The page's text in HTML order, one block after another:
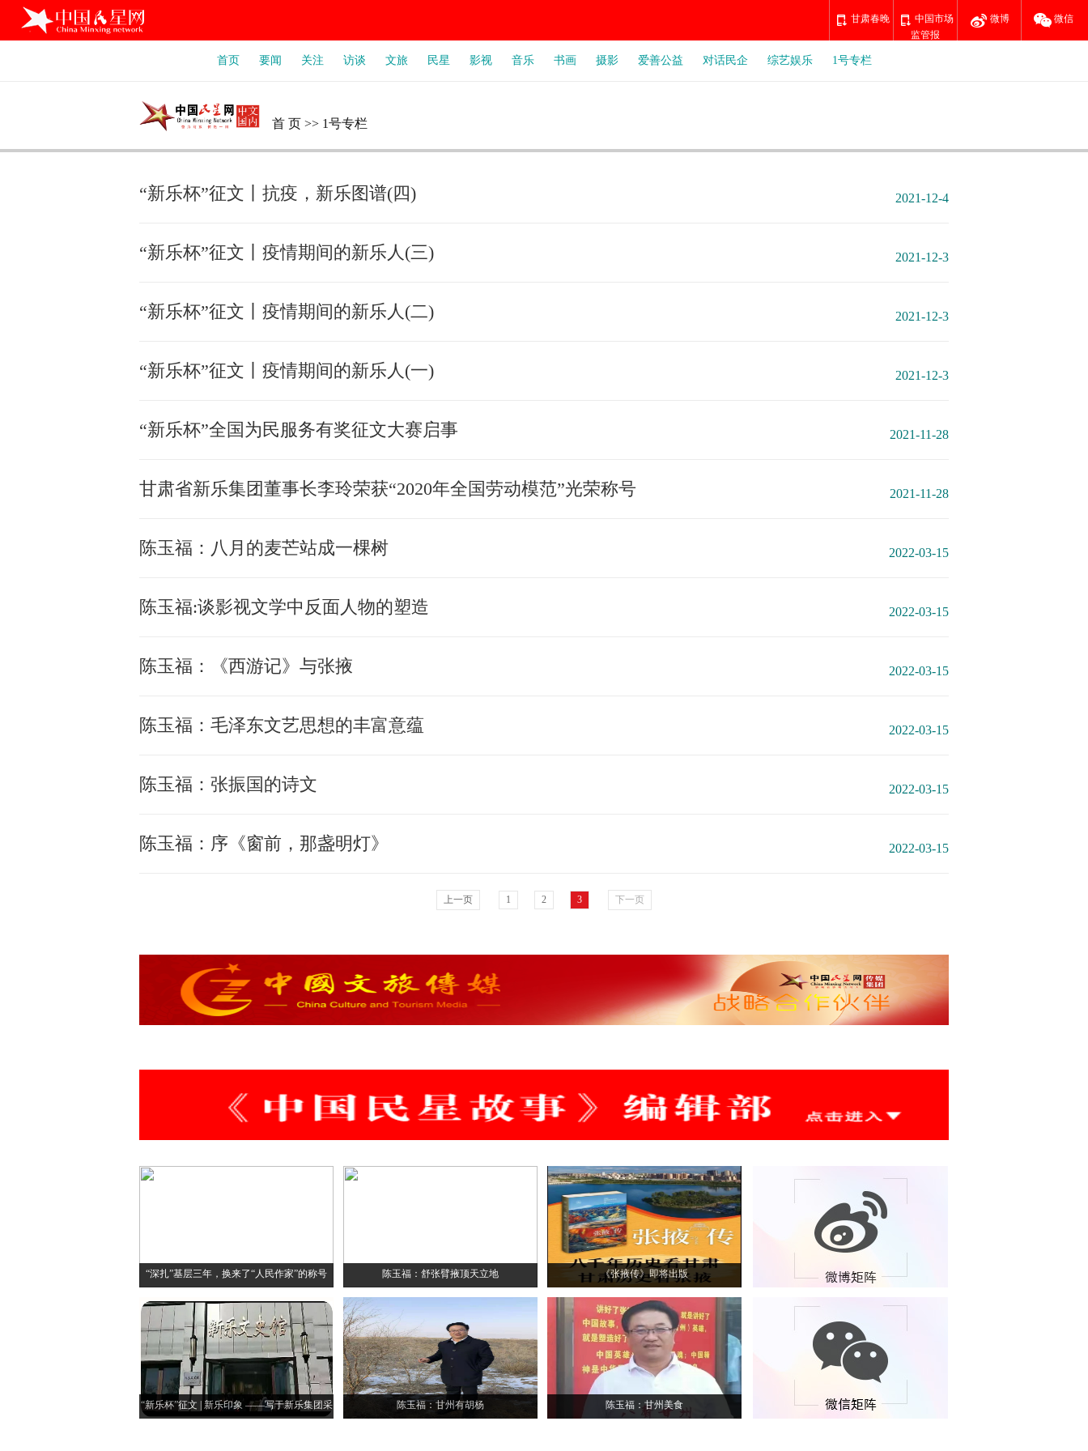
甘肃春晚
中国市场
监管报
微博 微信
首页 要闻 关注 访谈 文旅 民星 影视 音乐 书画 摄影 爱善公益 对话民企 综艺娱乐 1号专栏
首 页 >> 1号专栏
“新乐杯”征文丨抗疫，新乐图谱(四) 2021-12-4
“新乐杯”征文丨疫情期间的新乐人(三) 2021-12-3
“新乐杯”征文丨疫情期间的新乐人(二) 2021-12-3
“新乐杯”征文丨疫情期间的新乐人(一) 2021-12-3
“新乐杯”全国为民服务有奖征文大赛启事 2021-11-28
甘肃省新乐集团董事长李玲荣获“2020年全国劳动模范”光荣称号 2021-11-28
陈玉福：八月的麦芒站成一棵树 2022-03-15
陈玉福:谈影视文学中反面人物的塑造 2022-03-15
陈玉福：《西游记》与张掖 2022-03-15
陈玉福：毛泽东文艺思想的丰富意蕴 2022-03-15
陈玉福：张振国的诗文 2022-03-15
陈玉福：序《窗前，那盏明灯》 2022-03-15
上一页 1 2 3 下一页
“深扎”基层三年，换来了“人民作家”的称号 陈玉福：舒张臂掖顶天立地 《张掖传》即将出版
“新乐杯”征文 | 新乐印象 ——写于新乐集团采
陈玉福：甘州有胡杨 陈玉福：甘州美食